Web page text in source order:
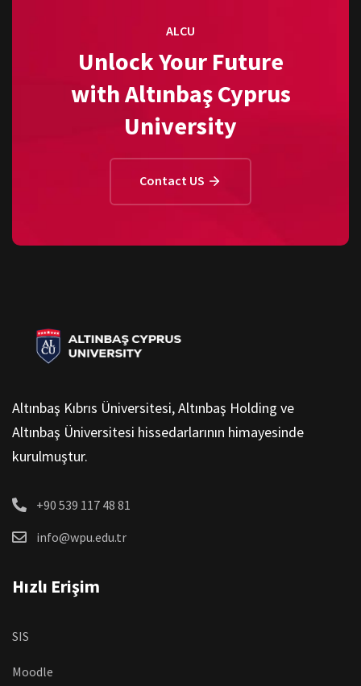
ALCU
Unlock Your Future
with Altınbaş Cyprus
University
Contact US
Altınbaş Kıbrıs Üniversitesi, Altınbaş Holding ve
Altınbaş Üniversitesi hissedarlarının himayesinde
kurulmuştur.
+90 539 117 48 81
info@wpu.edu.tr
Hızlı Erişim
SIS
Moodle